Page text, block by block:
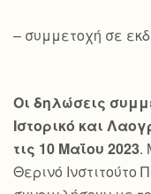
– συμμετοχή σε
Οι δηλώσεις
Ιστορικό και
τις 10 Μαΐου 2023.
Θερινό Ινστιτούτο